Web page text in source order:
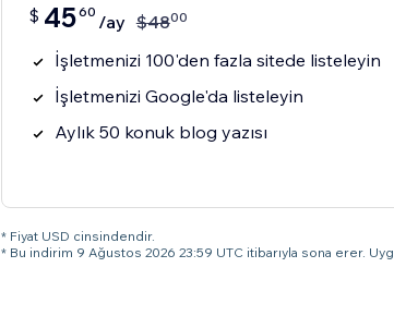
$ 4560 /ay $4800
İşletmenizi 100'den fazla sitede listeleyin
İşletmenizi Google'da listeleyin
Aylık 50 konuk blog yazısı
* Fiyat USD cinsindendir.
* Bu indirim 9 Ağustos 2026 23:59 UTC itibarıyla sona erer.